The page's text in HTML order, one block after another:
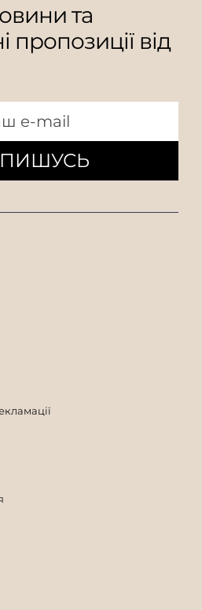
та
пропозиції від